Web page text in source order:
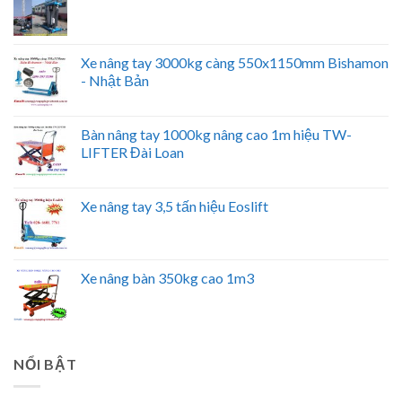
Xe nâng tay 3000kg càng 550x1150mm Bishamon
- Nhật Bản
Bàn nâng tay 1000kg nâng cao 1m hiệu TW-
LIFTER Đài Loan
Xe nâng tay 3,5 tấn hiệu Eoslift
Xe nâng bàn 350kg cao 1m3
NỔI BẬT